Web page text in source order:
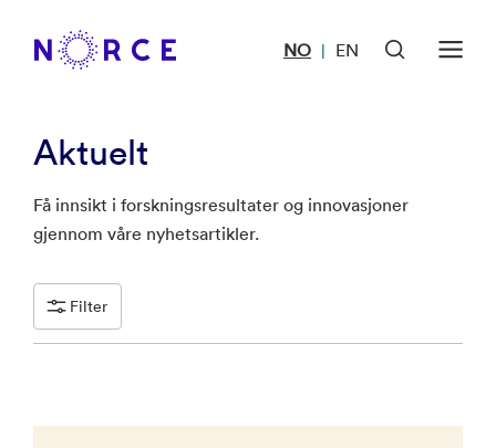
NO | EN
Aktuelt
Få innsikt i forskningsresultater og innovasjoner
gjennom våre nyhetsartikler.
Filter